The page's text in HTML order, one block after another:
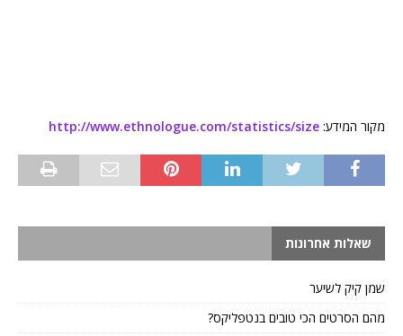
מקור המידע: http://www.ethnologue.com/statistics/size
שאלות אחרונות
שמן קיק לשיער
מהם הסרטים הכי טובים בנטפליקס?